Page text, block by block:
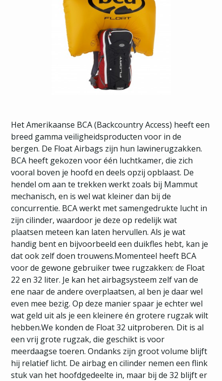
Het Amerikaanse BCA (Backcountry Access) heeft een
breed gamma veiligheidsproducten voor in de
bergen. De Float Airbags zijn hun lawinerugzakken.
BCA heeft gekozen voor één luchtkamer, die zich
vooral boven je hoofd en deels opzij opblaast. De
hendel om aan te trekken werkt zoals bij Mammut
mechanisch, en is wel wat kleiner dan bij de
concurrentie. BCA werkt met samengedrukte lucht in
zijn cilinder, waardoor je deze op redelijk wat
plaatsen meteen kan laten hervullen. Als je wat
handig bent en bijvoorbeeld een duikfles hebt, kan je
dat ook zelf doen trouwens.Momenteel heeft BCA
voor de gewone gebruiker twee rugzakken: de Float
22 en 32 liter. Je kan het airbagsysteem zelf van de
ene naar de andere overplaatsen, al ben je daar wel
even mee bezig. Op deze manier spaar je echter wel
wat geld uit als je een kleinere én grotere rugzak wilt
hebben.We konden de Float 32 uitproberen. Dit is al
een vrij grote rugzak, die geschikt is voor
meerdaagse toeren. Ondanks zijn groot volume blijft
hij relatief licht. De airbag en cilinder nemen een flink
stuk van het hoofdgedeelte in, maar bij de 32 blijft er